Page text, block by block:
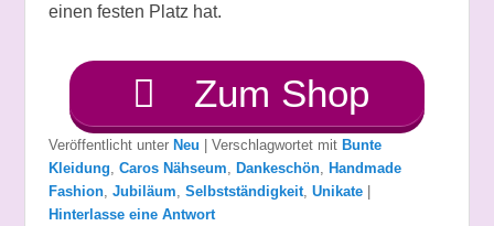
einen festen Platz hat.
Zum Shop
Veröffentlicht unter Neu Verschlagwortet mit Bunte
Kleidung, Caros Nähseum, Dankeschön, Handmade
Fashion, Jubiläum, Selbstständigkeit, Unikate
Hinterlasse eine Antwort